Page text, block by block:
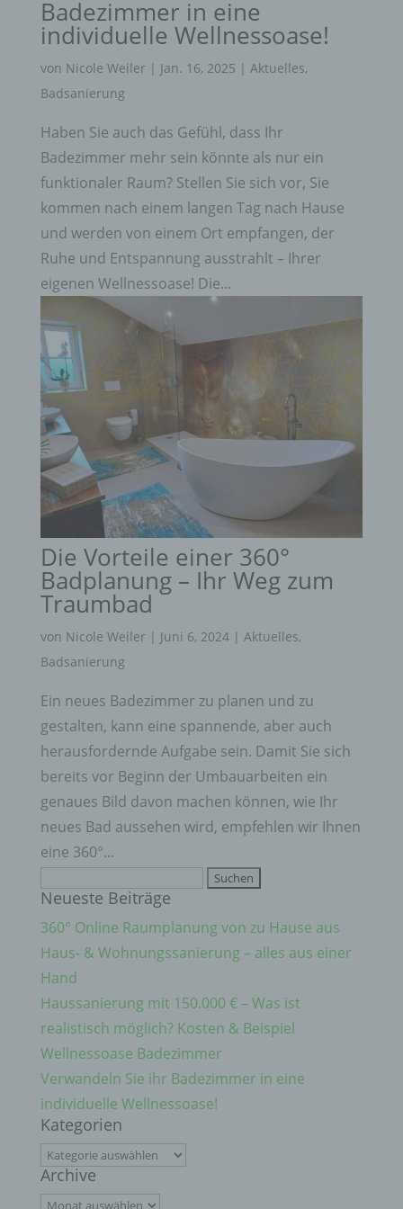
Badezimmer in eine
individuelle Wellnessoase!
von Nicole Weiler | Jan. 16, 2025 | Aktuelles,
Badsanierung
Haben Sie auch das Gefühl, dass Ihr
Badezimmer mehr sein könnte als nur ein
funktionaler Raum? Stellen Sie sich vor, Sie
kommen nach einem langen Tag nach Hause
und werden von einem Ort empfangen, der
Ruhe und Entspannung ausstrahlt – Ihrer
eigenen Wellnessoase! Die...
Die Vorteile einer 360°
Badplanung – Ihr Weg zum
Traumbad
von Nicole Weiler | Juni 6, 2024| Aktuelles,
Badsanierung
Ein neues Badezimmer zu planen und zu
gestalten, kann eine spannende, aber auch
herausfordernde Aufgabe sein. Damit Sie sich
bereits vor Beginn der Umbauarbeiten ein
genaues Bild davon machen können, wie Ihr
neues Bad aussehen wird, empfehlen wir Ihnen
eine 360°...
nach:
Neueste Beiträge
360° Online Raumplanung von zu Hause aus
Haus- & Wohnungssanierung – alles aus einer
Hand
Haussanierung mit 150.000 € – Was ist
realistisch möglich? Kosten & Beispiel
Wellnessoase Badezimmer
Verwandeln Sie ihr Badezimmer in eine
individuelle Wellnessoase!
Kategorien
Kategorien
Archive
Archive
h) Auftragsverarbeiter
Auftragsverarbeiter ist eine natürliche oder
juristische Person, Behörde, Einrichtung oder
andere Stelle, die personenbezogene Daten im
i) Empfänger
Empfänger ist eine natürliche oder juristische
der personenbezogene Daten offengelegt werden,
unabhängig davon, ob es sich bei ihr um einen
Dritten handelt oder nicht. Behörden, die im
Rahmen eines bestimmten Untersuchungsauftrags
nach dem Unionsrecht oder dem Recht der
Mitgliedstaaten möglicherweise
personenbezogene Daten erhalten, gelten jedoch
nicht als Empfänger.
j) Dritter
Dritter ist eine natürliche oder juristische Person,
Behörde, Einrichtung oder andere Stelle außer der
betroffenen Person, dem Verantwortlichen, dem
Auftragsverarbeiter und den Personen, die unter
der unmittelbaren Verantwortung des
Verantwortlichen oder des Auftragsverarbeiters
befugt sind, die personenbezogenen Daten zu
verarbeiten.
k) Einwilligung
Einwilligung ist jede von der betroffenen Person
freiwillig für den bestimmten Fall in informierter
Willensbekundung in Form einer Erklärung oder
einer sonstigen eindeutigen bestätigenden
verstehen gibt, dass sie mit der Verarbeitung der
sie betreffenden personenbezogenen Daten
einverstanden ist.
Name und Anschrift des für die Verarbeitung
Verantwortlichen
Verantwortlicher im Sinne der Datenschutz-
Grundverordnung, sonstiger in den Mitgliedstaaten
der Europäischen Union geltenden
mit datenschutzrechtlichem Charakter ist die:
Nicole u. Martin Weiler
Theodor-Aufsberg-Str. 6
87527 Sonthofen
01721673437
E-Mail: weiler-m@gmx.de
Cookies / SessionStorage / LocalStorage
Die Internetseiten verwenden teilweise so
genannte Cookies, LocalStorage und